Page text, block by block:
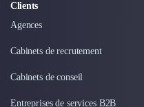
Clients
Agences
Cabinets de recrutement
Cabinets de conseil
Entreprises de services B2B